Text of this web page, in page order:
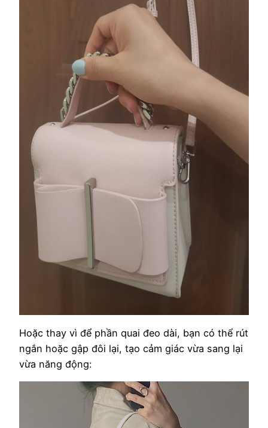
Hoặc thay vì để phần quai đeo dài, bạn có thể rút
ngắn hoặc gập đôi lại, tạo cảm giác vừa sang lại
vừa năng động: